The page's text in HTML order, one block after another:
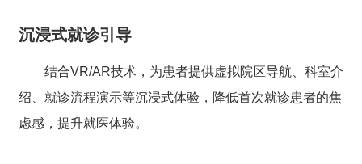
沉浸式就诊引导
结合VR/AR技术，为患者提供虚拟院区导航、科室介
绍、就诊流程演示等沉浸式体验，降低首次就诊患者的焦
虑感，提升就医体验。